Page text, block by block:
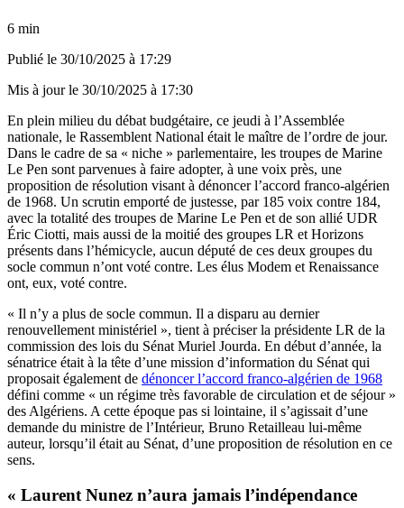
6 min
Publié le 30/10/2025 à 17:29
Mis à jour le 30/10/2025 à 17:30
En plein milieu du débat budgétaire, ce jeudi à l’Assemblée
nationale, le Rassemblent National était le maître de l’ordre de jour.
Dans le cadre de sa « niche » parlementaire, les troupes de Marine
Le Pen sont parvenues à faire adopter, à une voix près, une
proposition de résolution visant à dénoncer l’accord franco-algérien
de 1968. Un scrutin emporté de justesse, par 185 voix contre 184,
avec la totalité des troupes de Marine Le Pen et de son allié UDR
Éric Ciotti, mais aussi de la moitié des groupes LR et Horizons
présents dans l’hémicycle, aucun député de ces deux groupes du
socle commun n’ont voté contre. Les élus Modem et Renaissance
ont, eux, voté contre.
« Il n’y a plus de socle commun. Il a disparu au dernier
renouvellement ministériel », tient à préciser la présidente LR de la
commission des lois du Sénat Muriel Jourda. En début d’année, la
sénatrice était à la tête d’une mission d’information du Sénat qui
proposait également de dénoncer l’accord franco-algérien de 1968
défini comme « un régime très favorable de circulation et de séjour »
des Algériens. A cette époque pas si lointaine, il s’agissait d’une
demande du ministre de l’Intérieur, Bruno Retailleau lui-même
auteur, lorsqu’il était au Sénat, d’une proposition de résolution en ce
sens.
« Laurent Nunez n’aura jamais l’indépendance